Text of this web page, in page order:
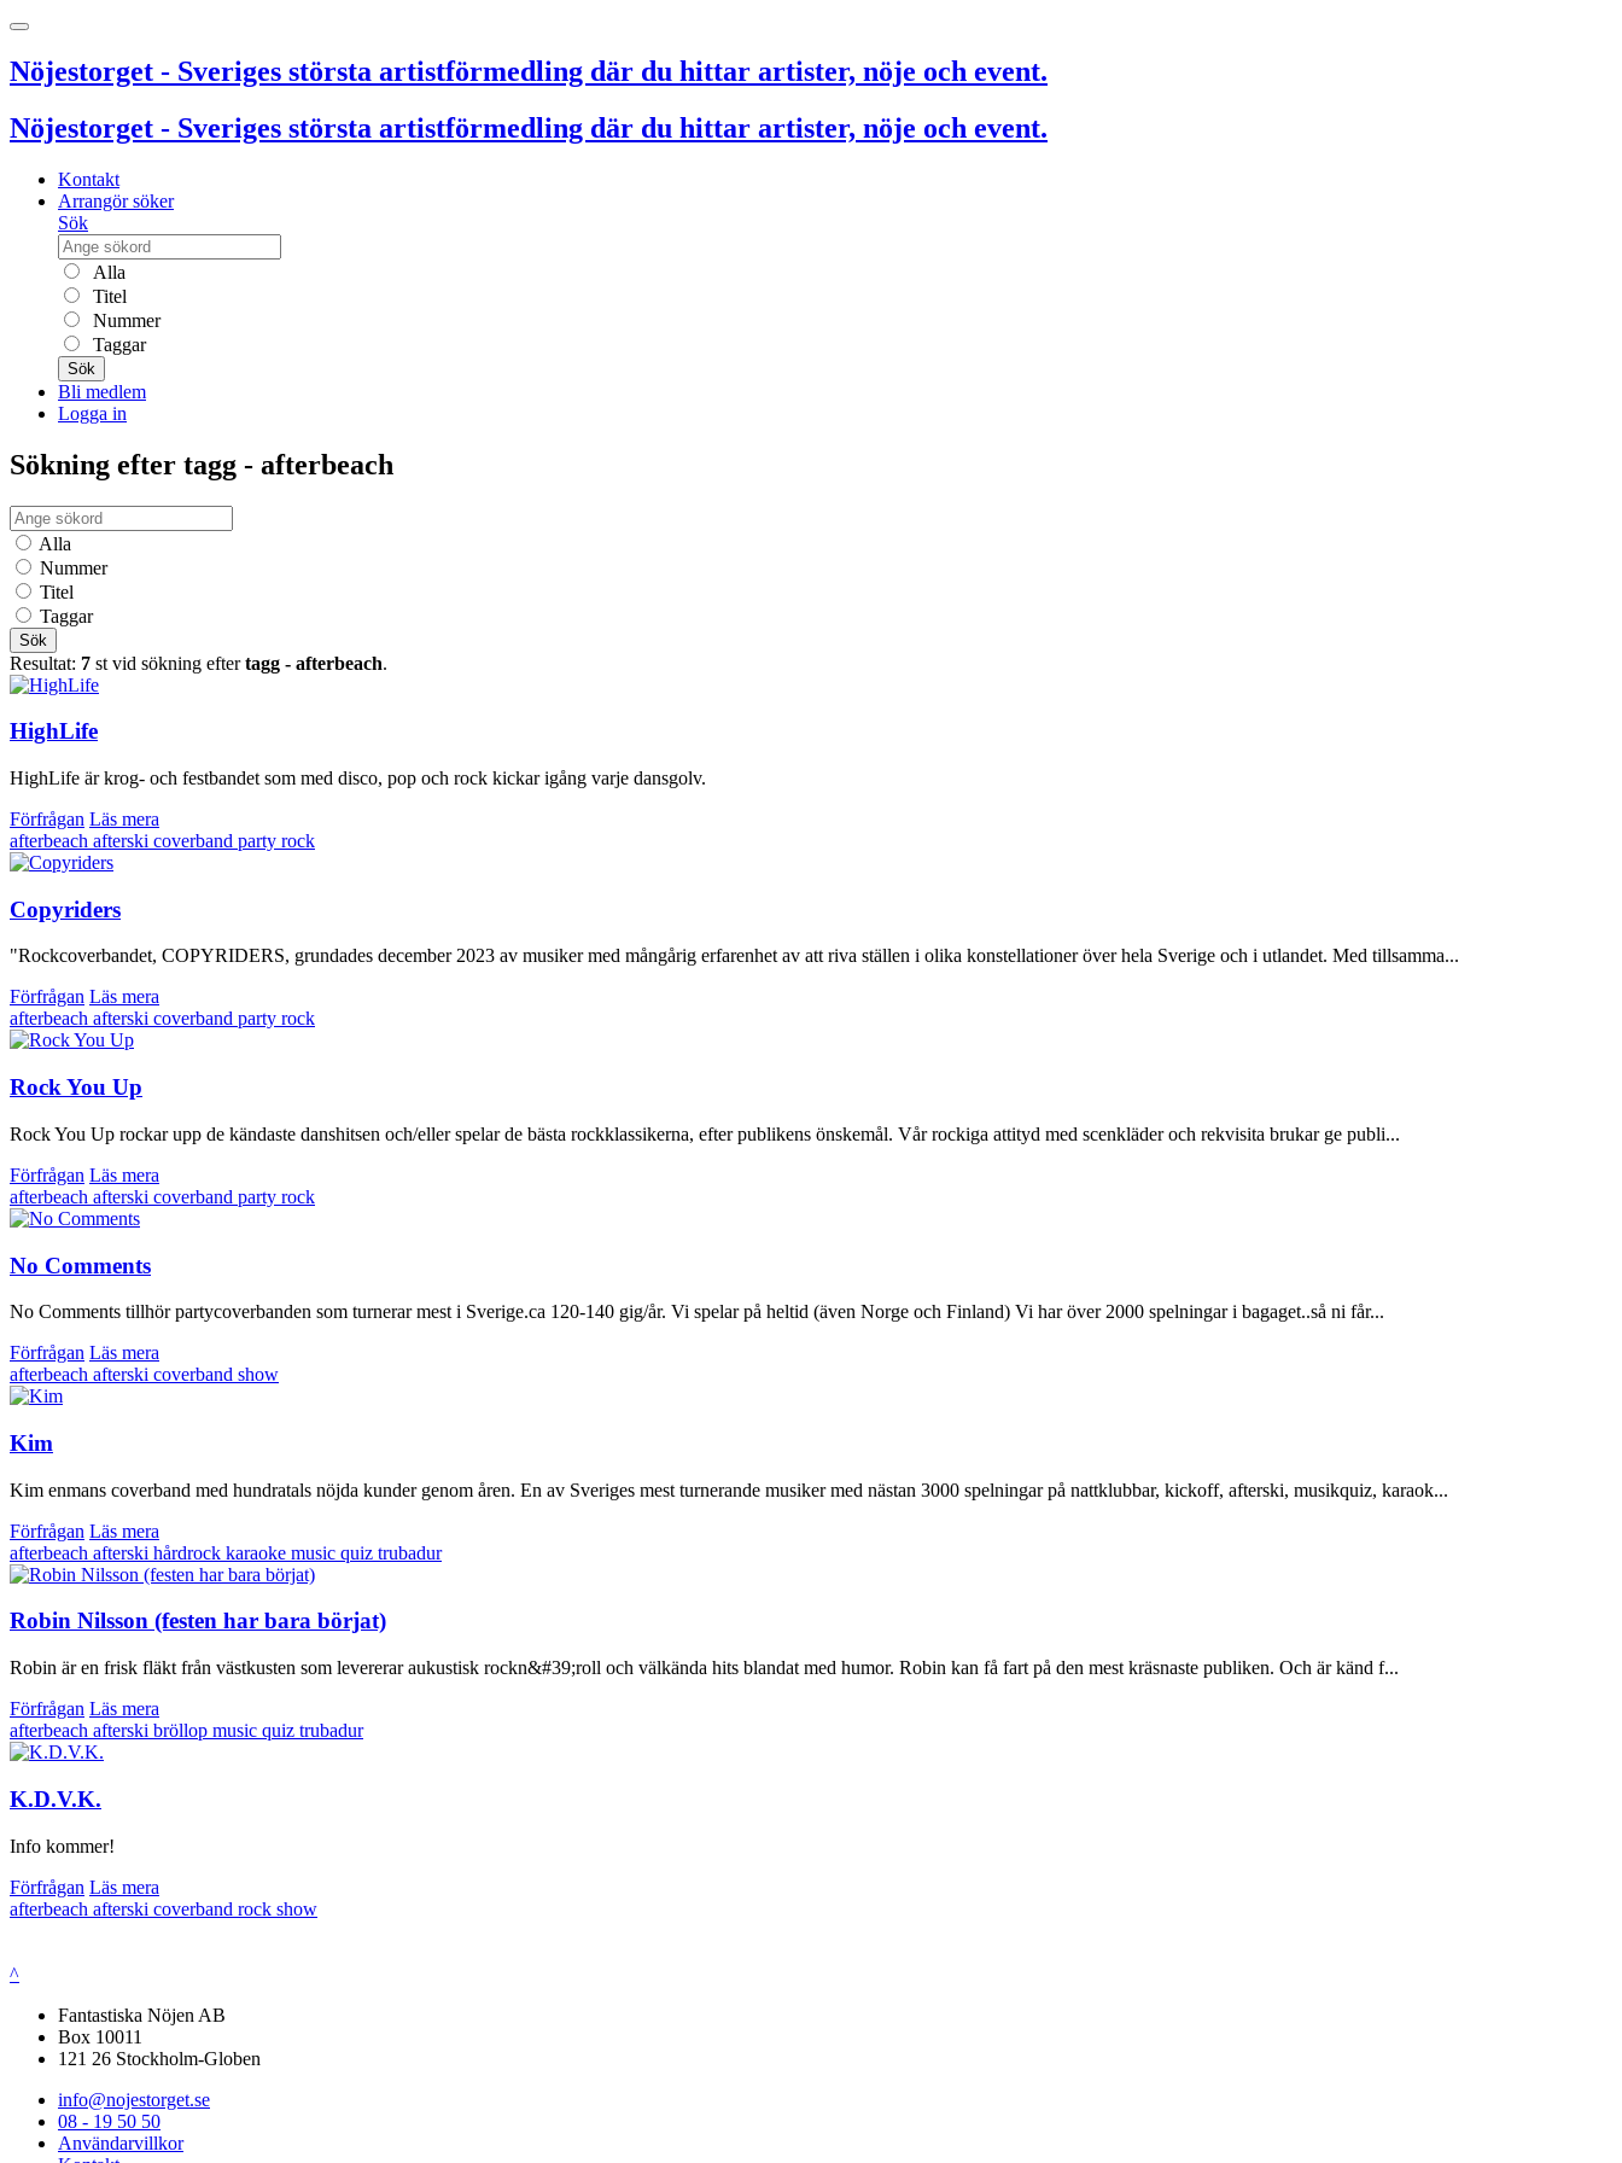
Nöjestorget - Sveriges största artistförmedling där du hittar artister, nöje och event.
Nöjestorget - Sveriges största artistförmedling där du hittar artister, nöje och event.
Kontakt
Arrangör söker
Sök
Alla
Titel
Nummer
Taggar
Sök
Bli medlem
Logga in
Sökning efter tagg - afterbeach
Alla
Nummer
Titel
Taggar
Sök
Resultat: 7 st vid sökning eftertagg - afterbeach.
HighLife
HighLife är krog- och festbandet som med disco, pop och rock kickar igång varje dansgolv.
Förfrågan Läs mera
afterbeach afterski coverband party rock
Copyriders
"Rockcoverbandet, COPYRIDERS, grundades december 2023 av musiker med mångårig erfarenhet av att riva ställen i olika konstellationer över hela Sverige och i utlandet. Med tillsamma...
Förfrågan Läs mera
afterbeach afterski coverband party rock
Rock You Up
Rock You Up rockar upp de kändaste danshitsen och/eller spelar de bästa rockklassikerna, efter publikens önskemål. Vår rockiga attityd med scenkläder och rekvisita brukar ge publi...
Förfrågan Läs mera
afterbeach afterski coverband party rock
No Comments
No Comments tillhör partycoverbanden som turnerar mest i Sverige.ca 120-140 gig/år. Vi spelar på heltid (även Norge och Finland) Vi har över 2000 spelningar i bagaget..så ni får...
Förfrågan Läs mera
afterbeach afterski coverband show
Kim
Kim enmans coverband med hundratals nöjda kunder genom åren. En av Sveriges mest turnerande musiker med nästan 3000 spelningar på nattklubbar, kickoff, afterski, musikquiz, karaok...
Förfrågan Läs mera
afterbeach afterski hårdrock karaoke music quiz trubadur
Robin Nilsson (festen har bara börjat)
Robin är en frisk fläkt från västkusten som levererar aukustisk rockn&#39;roll och välkända hits blandat med humor. Robin kan få fart på den mest kräsnaste publiken. Och är känd f...
Förfrågan Läs mera
afterbeach afterski bröllop music quiz trubadur
K.D.V.K.
Info kommer!
Förfrågan Läs mera
afterbeach afterski coverband rock show
^
Fantastiska Nöjen AB
Box 10011
121 26 Stockholm-Globen
info@nojestorget.se
08 - 19 50 50
Användarvillkor